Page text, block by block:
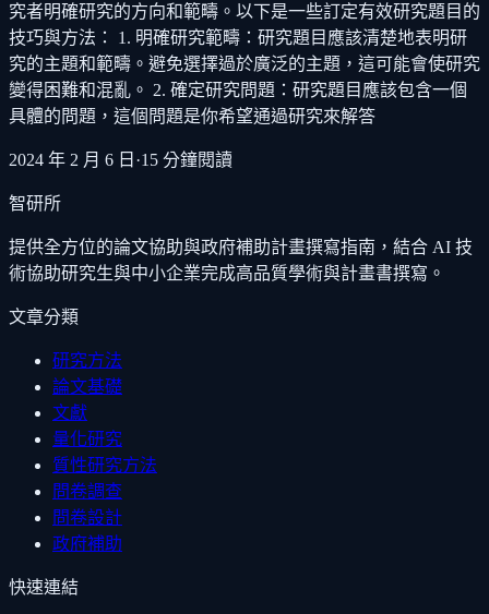
究者明確研究的方向和範疇。以下是一些訂定有效研究題目的
技巧與方法： 1. 明確研究範疇：研究題目應該清楚地表明研
究的主題和範疇。避免選擇過於廣泛的主題，這可能會使研究
變得困難和混亂。 2. 確定研究問題：研究題目應該包含一個
具體的問題，這個問題是你希望通過研究來解答
2024 年 2 月 6 日 ·15 分鐘閱讀
智研所
提供全方位的論文協助與政府補助計畫撰寫指南，結合 AI 技
術協助研究生與中小企業完成高品質學術與計畫書撰寫。
文章分類
研究方法
論文基礎
文獻
量化研究
質性研究方法
問卷調查
問卷設計
政府補助
快速連結